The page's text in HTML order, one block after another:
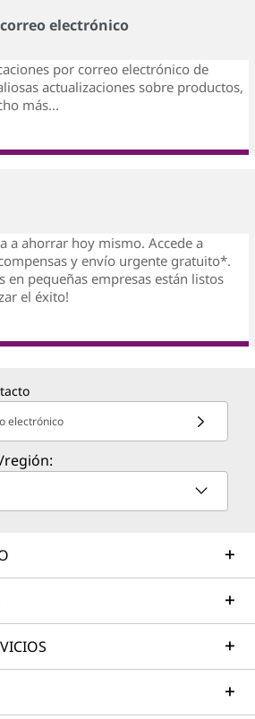
electrónico
por correo electrónico de
actualizaciones sobre productos,
más...
a ahorrar hoy mismo. Accede a
y envío urgente gratuito*.
en pequeñas empresas están listos
el éxito!
electrónico
región: